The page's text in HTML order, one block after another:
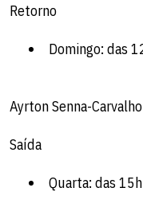
Retorno
Domingo: das
Ayrton Senna-
Saída
Quarta: das